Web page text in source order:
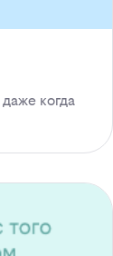
когда